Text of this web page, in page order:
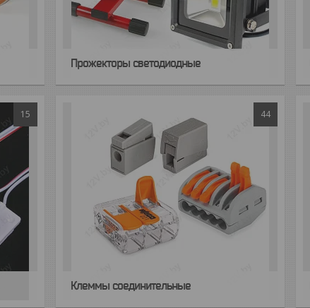
Прожекторы светодиодные
15 44
Клеммы соединительные